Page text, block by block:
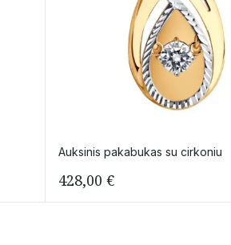
Auksinis pakabukas su cirkoniu
428,00€